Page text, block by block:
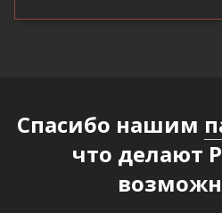
Спасибо нашим
что делают